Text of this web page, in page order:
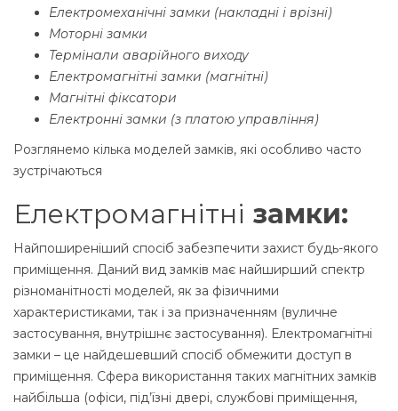
Електромеханічні замки (накладні і врізні)
Моторні замки
Термінали аварійного виходу
Електромагнітні замки (магнітні)
Магнітні фіксатори
Електронні замки (з платою управління)
Розглянемо кілька моделей замків, які особливо часто
зустрічаються
Електромагнітні замки:
Найпоширеніший спосіб забезпечити захист будь-якого
приміщення. Даний вид замків має найширший спектр
різноманітності моделей, як за фізичними
характеристиками, так і за призначенням (вуличне
застосування, внутрішнє застосування). Електромагнітні
замки – це найдешевший спосіб обмежити доступ в
приміщення. Сфера використання таких магнітних замків
найбільша (офіси, під’їзні двері, службові приміщення,